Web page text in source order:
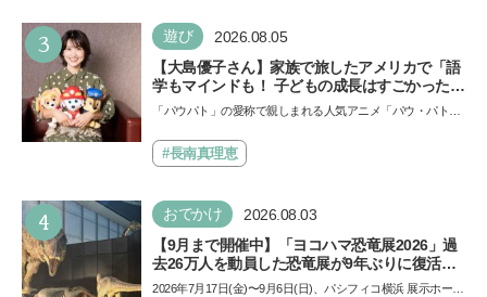
3 遊び 2026.08.05
【大島優子さん】家族で旅したアメリカで「語
学もマインドも！ 子どもの成長はすごかった」
声優をつとめた映画『パウ・パトロール ザ・ダ
できると子どもに知ってほしい
「パウパト」の愛称で親しまれる人気アニメ「パウ・パトロ
ザ…
#長南真理恵
4 おでかけ 2026.08.03
【9月まで開催中】「ヨコハマ恐竜展2026」過
去26万人を動員した恐竜展が9年ぶりに復活！
夏休みのおでかけで楽しむポイントを完全ガイ
2026年7月17日(金)〜9月6日(日)、パシフィコ横浜 展示ホール